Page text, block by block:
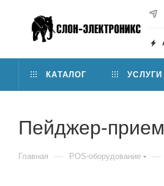
КАТАЛОГ УСЛУГИ
Пейджер-
Главная — POS-оборудование —